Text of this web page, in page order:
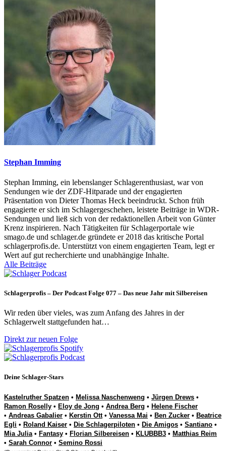
Stephan Imming
Stephan Imming, ein lebenslanger Schlagerenthusiast, war von
Sendungen wie der ZDF-Hitparade und der engagierten
Präsentation von Dieter Thomas Heck beeindruckt. Schon früh
engagierte er sich im Schlagergeschehen, leistete Beiträge in WDR-
Sendungen und ließ sich von der redaktionellen Arbeit von Günter
Krenz inspirieren. Nach Tätigkeiten für Schlagerportale wie
smago.de und schlager.de gründete er 2018 das kritische Portal
schlagerprofis.de. Unterstützt von einem engagierten Team, legt er
Wert auf gut recherchierte und unabhängige Inhalte.
Alle Beiträge
Schlagerprofis – Der Podcast Folge 077 – Das neue Jahr mit Silbereisen
Wir reden über vieles, was zum Anfang des Jahres in der
Schlagerwelt stattgefunden hat…
Direkt zur neuen Folge
Deine Schlager-Stars
Kastelruther Spatzen • Melissa Naschenweng • Jürgen Drews •
Ramon Roselly • Eloy de Jong • Andrea Berg • Helene Fischer
• Andreas Gabalier • Kerstin Ott• Vanessa Mai • Ben Zucker • Beatrice
Egli • Roland Kaiser • Die Schlagerpiloten • Die Amigos • Santiano •
Mia Julia• Fantasy • Florian Silbereisen • KLUBBB3 • Matthias Reim
• Sarah Connor • Semino Rossi